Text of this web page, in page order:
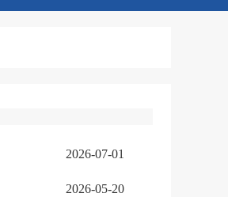
2026-07-01
2026-05-20